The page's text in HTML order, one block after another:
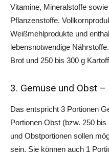
Vitamine, Mineralstoffe
Pflanzenstoffe.
Weißmehlprodukte und
lebensnotwendige
Brot und 250 bis 300 g
3. Gemüse und Obst –
Das entspricht 3 Portionen
Portionen Obst (bzw. 250
und Obstportionen sollen
sein. Sie können auch 1